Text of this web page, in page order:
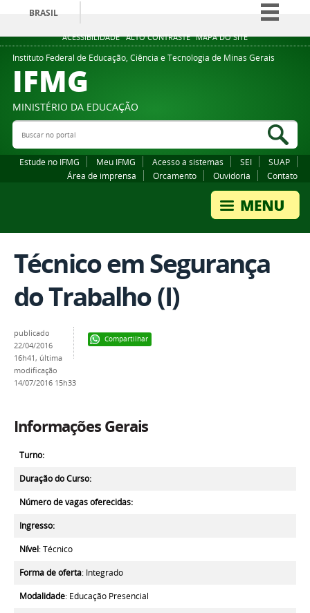
ACESSIBILIDADE ALTO CONTRASTE MAPA DO SITE
BRASIL
Simplifique!
Comunica BR
Legislação
Instituto Federal de Educação, Ciência e Tecnologia de Minas Gerais
IFMG
MINISTÉRIO DA EDUCAÇÃO
Buscar no portal
Estude no IFMG Meu IFMG Acesso a sistemas SEI
SUAP
Área de imprensa
Orcamento Ouvidoria Contato
Técnico em Segurança
do Trabalho (I)
Compartilhar
publicado
22/04/2016
16h41, última
modificação
14/07/2016 15h33
Informações Gerais
Turno:
Duração do Curso:
Número de vagas oferecidas:
Ingresso:
Nível: Técnico
Forma de oferta: Integrado
Modalidade: Educação Presencial